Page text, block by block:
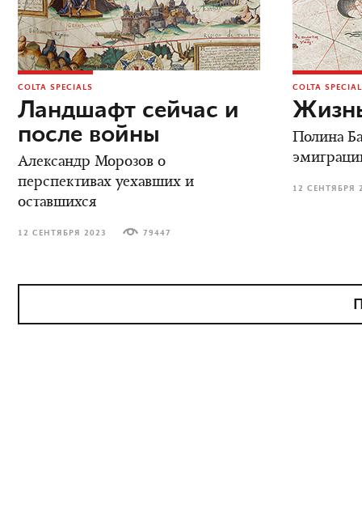
COLTA SPECIALS
Ландшафт сейчас и
после войны
Александр Морозов о
перспективах уехавших и
оставшихся
12 СЕНТЯБРЯ 2023 79447
COLTA
Полина
12 СЕНТЯБРЯ